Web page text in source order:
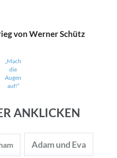
von Werner Schütz
„Mach
die
Augen
auf!“
ANKLICKEN
Adam und Eva